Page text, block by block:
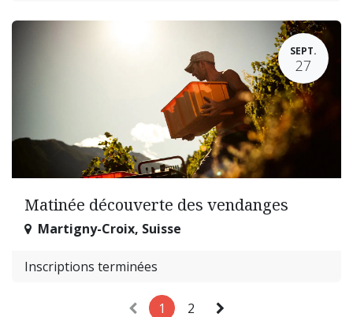
SEPT.
27
Matinée découverte des vendanges
Martigny-Croix, Suisse
Inscriptions terminées
1 2